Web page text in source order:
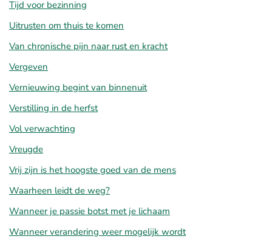
Tijd voor bezinning
Uitrusten om thuis te komen
Van chronische pijn naar rust en kracht
Vergeven
Vernieuwing begint van binnenuit
Verstilling in de herfst
Vol verwachting
Vreugde
Vrij zijn is het hoogste goed van de mens
Waarheen leidt de weg?
Wanneer je passie botst met je lichaam
Wanneer verandering weer mogelijk wordt